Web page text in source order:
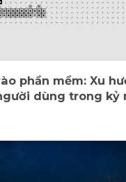
phần mềm: Xu
dùng trong kỷ